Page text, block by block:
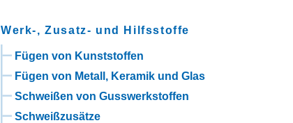
Werk-, Zusatz- und Hilfsstoffe
Fügen von Kunststoffen
Fügen von Metall, Keramik und Glas
Schweißen von Gusswerkstoffen
Schweißzusätze